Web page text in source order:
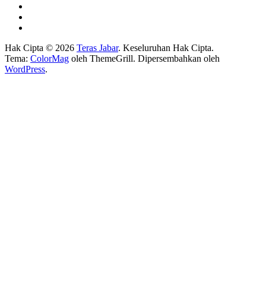
Hak Cipta © 2026 Teras Jabar. Keseluruhan Hak Cipta.
Tema: ColorMag oleh ThemeGrill. Dipersembahkan oleh
WordPress.